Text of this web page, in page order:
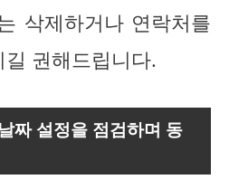
삭제하거나 연락처를
권해드립니다.
짜 설정을 점검하며 동